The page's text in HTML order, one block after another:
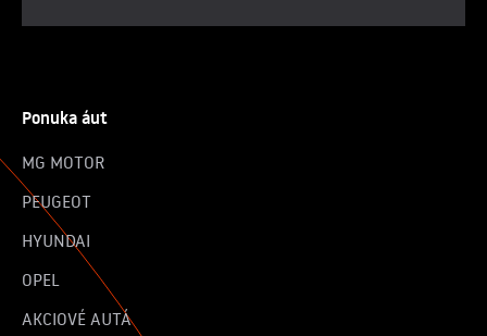
Ponuka áut
MG MOTOR
PEUGEOT
HYUNDAI
OPEL
AKCIOVÉ AUTÁ